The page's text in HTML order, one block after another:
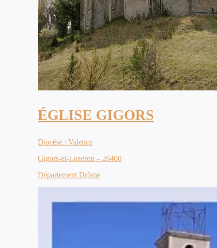
ÉGLISE GIGORS
Diocèse : Valence
Gigors-et-Lozeron – 26400
Département Drôme